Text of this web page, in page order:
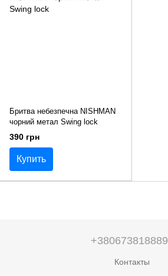
Бритва небезпечна NISHMAN
чорний метал Swing lock
390 грн
Купить
+380673818889
Контакты